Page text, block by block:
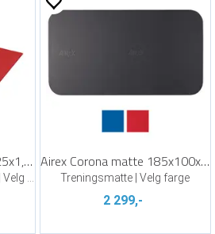
Airex Atlas matte 200x125x1,5 cm Airex Corona matte 185x100x1,5 cm
Treningsmatte | Velg farge
2 299,-